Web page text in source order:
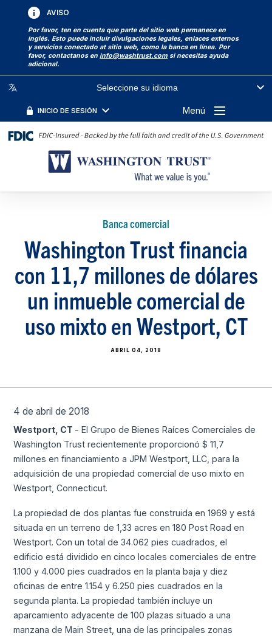
AVISO
Por favor, ten en cuenta que parte del sitio web permanece en
inglés. Esto puede incluir divulgaciones legales, enlaces externos
y servicios conectado at sitio web, como la banca en línea. Por
favor, contactanos eninfo@washtrust.com si necesitas ayuda
adicional.
Seleccione su idioma
INICIO DE SESIÓN Menú
Banca comercial
Washington Trust financia
con 11,7 millones de dólares
un inmueble comercial de
uso mixto en Westport, CT
ABRIL 04, 2018
4 de abril de 2018
Westport, CT - El Grupo de Bienes Raíces Comerciales de
Washington Trust recientemente proporcionó $ 11,7
millones en financiamiento a JPM Westport, LLC, para la
adquisición de una propiedad comercial de uso mixto en
Westport, Connecticut.
La propiedad de dos plantas fue construida en 1969 y está
situada en un terreno de 1,33 acres en 180 Post Road en
Westport. Con un total de 34.062 pies cuadrados, el
edificio está dividido en cinco locales comerciales de entre
1.100 y 4.000 pies cuadrados en la planta baja y diez
oficinas de entre 1.154 y 6.250 pies cuadrados en la
segunda planta. La propiedad también incluye un
aparcamiento adyacente de 100 plazas situado a una
manzana de Main Street, una de las principales zonas